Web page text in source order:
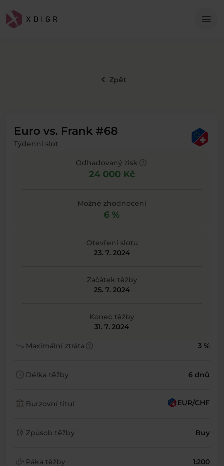
menu
keyboard_arrow_left Zpět
Euro vs. Frank #68
Týdenní slot
Odhadovaný zisk
24 000 Kč
Možné zhodnocení
6 %
Otevření slotu
23. 7. 2024
Začátek těžby
25. 7. 2024
Konec těžby
31. 7. 2024
trending_down Maximální ztrátahelp 3 %
schedule Délka těžby 6 dnů
account_balance Burzovní titul EUR/CHF
candlestick_chart Způsob těžby Buy
finance_mode Páka těžby 1:200